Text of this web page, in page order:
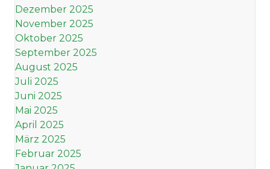
Dezember 2025
November 2025
Oktober 2025
September 2025
August 2025
Juli 2025
Juni 2025
Mai 2025
April 2025
März 2025
Februar 2025